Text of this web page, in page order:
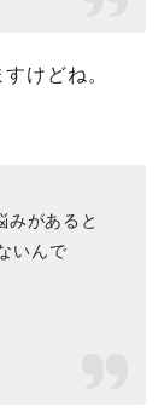
けどね。
みがあると
いんで